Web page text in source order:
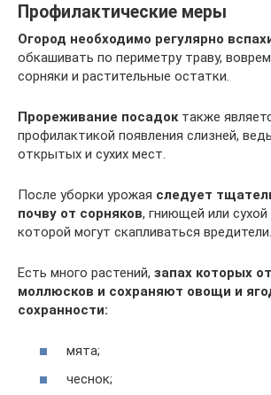
Профилактические меры
Огород необходимо регулярно
обкашивать по периметру траву,
сорняки и растительные остатки.
Прореживание посадок также
профилактикой появления слизней,
открытых и сухих мест.
После уборки урожая следует
почву от сорняков, гниющей или
которой могут скапливаться вредители.
Есть много растений, запах которых
моллюсков и сохраняют овощи и
сохранности:
мята;
чеснок;